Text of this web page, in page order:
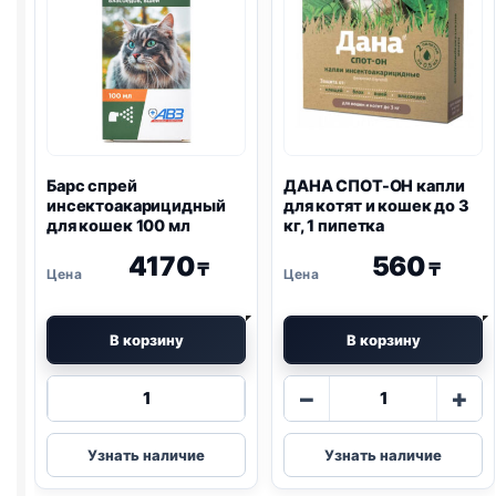
Барс спрей
инсектоакарицидный
для кошек 100 мл
4170₸
В корзину
Количество
Барс
спрей
инсектоакарицидный
Узнать наличие
ДАНА СПОТ-ОН капли
для котят и кошек до 3
кг, 1 пипетка
560₸
В корзину
−
Количество
ДАНА
СПОТ-
ОН
+
Узнать наличие